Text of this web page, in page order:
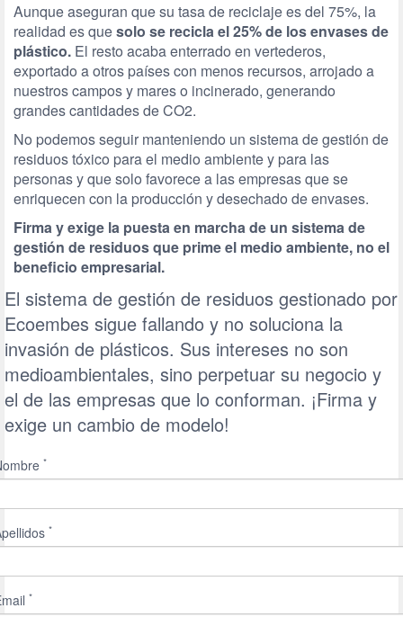
Aunque aseguran que su tasa de reciclaje es del 75%, la
realidad es quesolo se recicla el 25% de los envases de
plástico. El resto acaba enterrado en vertederos,
exportado a otros países con menos recursos, arrojado a
nuestros campos y mares o incinerado, generando
grandes cantidades de CO2.
No podemos seguir manteniendo un sistema de gestión de
residuos tóxico para el medio ambiente y para las
personas y que solo favorece a las empresas que se
enriquecen con la producción y desechado de envases.
Firma y exige la puesta en marcha de un sistema de
gestión de residuos que prime el medio ambiente, no el
beneficio empresarial.
El sistema de gestión de residuos gestionado por
Ecoembes sigue fallando y no soluciona la
invasión de plásticos. Sus intereses no son
medioambientales, sino perpetuar su negocio y
el de las empresas que lo conforman. ¡Firma y
exige un cambio de modelo!
*
*
*